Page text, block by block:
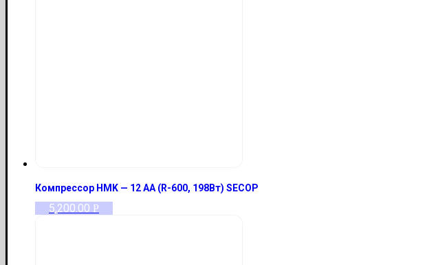
Компрессор HMK — 12 AA (R-600, 198Вт) SECOP
5,200.00 Р